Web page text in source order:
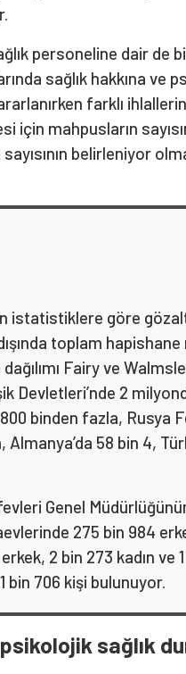
personeline dair de
sağlık hakkına ve
farklı
için mahpusların
belirleniyor
istatistiklere göre
toplam
Fairy ve
Devletleri’nde 2
800 binden fazla, Rusya
58 bin 4,
Genel
275 bin 984
2 bin 273 kadın ve
706 kişi bulunuyor.
sağlık